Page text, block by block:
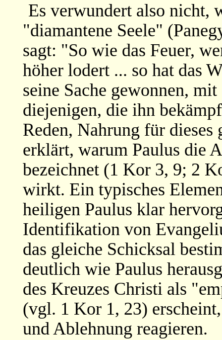
Es verwundert also nicht,
"diamantene Seele"
sagt: "So wie das Feuer,
höher lodert ... so hat das
seine Sache gewonnen,
diejenigen, die ihn
Reden, Nahrung für
erklärt, warum Paulus die
bezeichnet (1 Kor 3, 9; 2
wirkt. Ein typisches
heiligen Paulus klar
Identifikation von
das gleiche Schicksal
deutlich wie Paulus
des Kreuzes Christi als
(vgl. 1 Kor 1, 23)
und Ablehnung reagieren.